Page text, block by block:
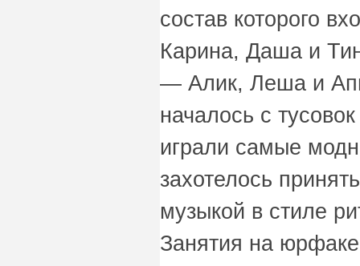
состав которого
Карина, Даша и
— Алик, Леша и
началось с
играли самые
захотелось
музыкой в стиле
Занятия на